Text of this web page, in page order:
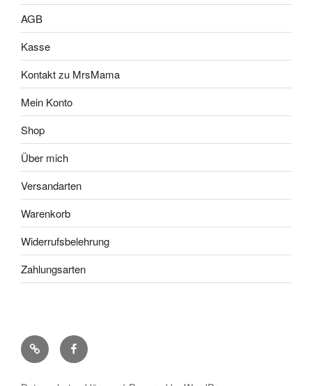
AGB
Kasse
Kontakt zu MrsMama
Mein Konto
Shop
Über mich
Versandarten
Warenkorb
Widerrufsbelehrung
Zahlungsarten
PinterestFacebook